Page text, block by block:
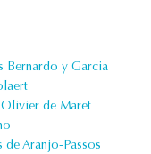
Bernardo y Garcia
Olivier de Maret
de Aranjo-Passos